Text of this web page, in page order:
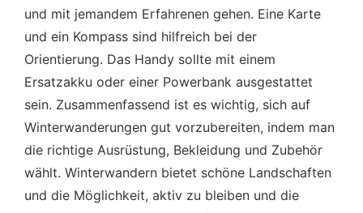
und mit jemandem Erfahrenen gehen. Eine Karte
und ein Kompass sind hilfreich bei der
Orientierung. Das Handy sollte mit einem
Ersatzakku oder einer Powerbank ausgestattet
sein. Zusammenfassend ist es wichtig, sich auf
Winterwanderungen gut vorzubereiten, indem man
die richtige Ausrüstung, Bekleidung und Zubehör
wählt. Winterwandern bietet schöne Landschaften
und die Möglichkeit, aktiv zu bleiben und die